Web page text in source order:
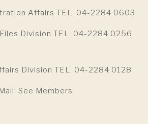
Affairs TEL. 04-2284 0603
Division TEL. 04-2284 0256
Division TEL. 04-2284 0128
See Members